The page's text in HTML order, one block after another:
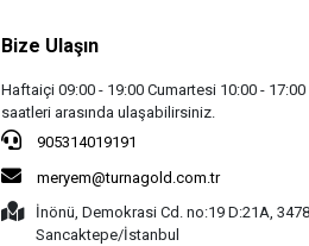
Bize Ulaşın
Haftaiçi 09:00 - 19:00 Cumartesi 10:00 - 17:00
saatleri arasında ulaşabilirsiniz.
905314019191
meryem@turnagold.com.tr
İnönü, Demokrasi Cd. no:19 D:21A,
Sancaktepe/İstanbul